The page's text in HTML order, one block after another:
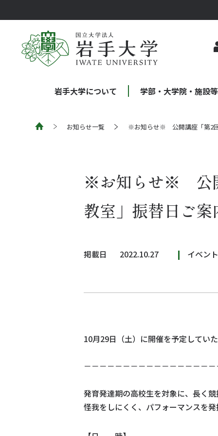
岩手大学について 学部・大学院・施設等
お知らせ一覧 ※お知らせ※ 公開講座「第2
※お知らせ※ 公
教室」振替日ご案
掲載日 2022.10.27 イベント
10月29日（土）に開催を予定してい
－－－－－－－－－－－－－－－－
発育発達期の高校生を対象に、長く
怪我をしにくく、パフォーマンスを